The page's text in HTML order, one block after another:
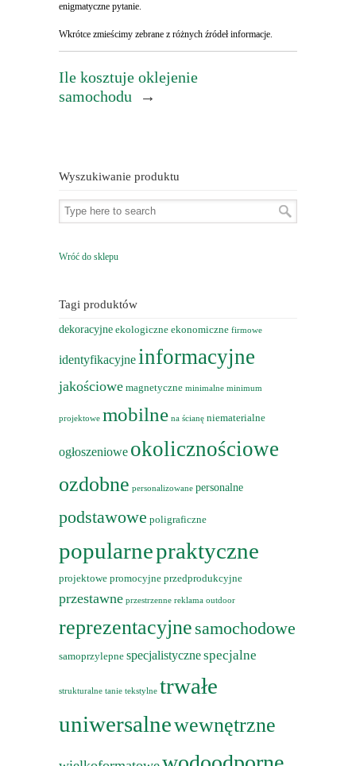
enigmatyczne pytanie.
Wkrótce zmieścimy zebrane z różnych źródeł informacje.
Ile kosztuje oklejenie
samochodu →
Wyszukiwanie produktu
Wróć do sklepu
Tagi produktów
dekoracyjne ekologiczne ekonomiczne firmowe
identyfikacyjneinformacyjne
jakościowe magnetyczne minimalne minimum
projektowe mobilne na ścianę niematerialne
ogłoszeniowe okolicznościowe
ozdobne personalizowane personalne
podstawowe poligraficzne
popularnepraktyczne
projektowe promocyjne przedprodukcyjne
przestawne przestrzenne reklama outdoor
reprezentacyjne samochodowe
samoprzylepne specjalistycznespecjalne
strukturalne tanie tekstylne trwałe
uniwersalnewewnętrzne